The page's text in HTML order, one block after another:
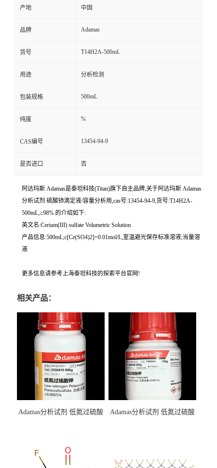
产地 中国
品牌 Adamas
货号 T14H2A-500mL
用途 分析检测
包装规格 500mL
纯度 %
CAS编号 13454-94-9
是否进口 否
阿达玛斯 Adamas是泰坦科技(Titan)旗下自主品牌,关于阿达玛斯 Adamas
分析试剂 硫酸铈滴定液/容量分析用,cas号:13454-94-9,货号:T14H2A-
500mL,≥98% 的介绍如下:
英文名:Cerium(III) sulfate Volumetric Solution
产品信息:500mL;c[Ce(SO4)2]=0.01mol/L,室温避光保存标准溶液;当量溶
液
更多信息请参考上海泰坦科技的探索平台官网!
相关产品：
Adamas分析试剂 低氮过硫酸
（泰坦现货供应）
Adamas分析试剂 低氮过硫酸